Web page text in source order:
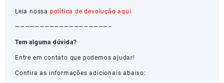
Leia nossa política de devolução aqui
———————————————————–
Tem alguma dúvida?
Entre em contato que podemos ajudar!
Confira as informações adicionais abaixo: